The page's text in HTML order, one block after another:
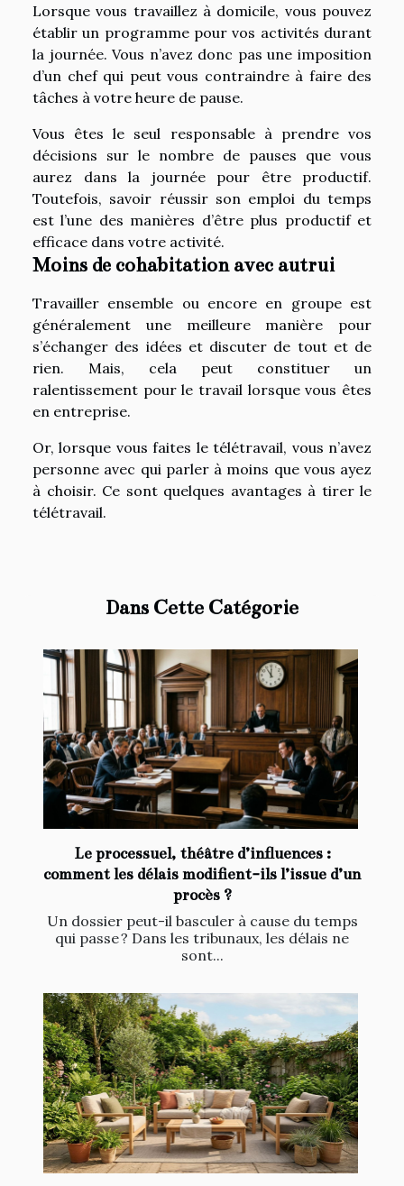
Lorsque vous travaillez à domicile, vous pouvez
établir un programme pour vos activités durant
la journée. Vous n’avez donc pas une imposition
d’un chef qui peut vous contraindre à faire des
tâches à votre heure de pause.
Vous êtes le seul responsable à prendre vos
décisions sur le nombre de pauses que vous
aurez dans la journée pour être productif.
Toutefois, savoir réussir son emploi du temps
est l’une des manières d’être plus productif et
efficace dans votre activité.
Moins de cohabitation avec autrui
Travailler ensemble ou encore en groupe est
généralement une meilleure manière pour
s’échanger des idées et discuter de tout et de
rien. Mais, cela peut constituer un
ralentissement pour le travail lorsque vous êtes
en entreprise.
Or, lorsque vous faites le télétravail, vous n’avez
personne avec qui parler à moins que vous ayez
à choisir. Ce sont quelques avantages à tirer le
télétravail.
Dans Cette Catégorie
Le processuel, théâtre d’influences :
comment les délais modifient-ils l’issue d’un
procès ?
Un dossier peut-il basculer à cause du temps
qui passe ? Dans les tribunaux, les délais ne
sont...